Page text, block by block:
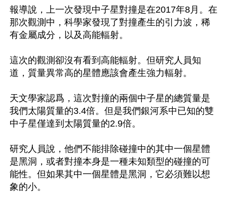
報導說，上一次發現中子星對撞是在2017年8月。在
那次觀測中，科學家發現了對撞產生的引力波，稀
有金屬成分，以及高能輻射。
這次的觀測卻沒有看到高能輻射。但研究人員知
道，質量異常高的星體應該會產生強力輻射。
天文學家認爲，這次對撞的兩個中子星的總質量是
我們太陽質量的3.4倍。但是我們銀河系中已知的雙
中子星僅達到太陽質量的2.9倍。
研究人員說，他們不能排除碰撞中的其中一個星體
是黑洞，或者對撞本身是一種未知類型的碰撞的可
能性。但如果其中一個星體是黑洞，它必須難以想
象的小。